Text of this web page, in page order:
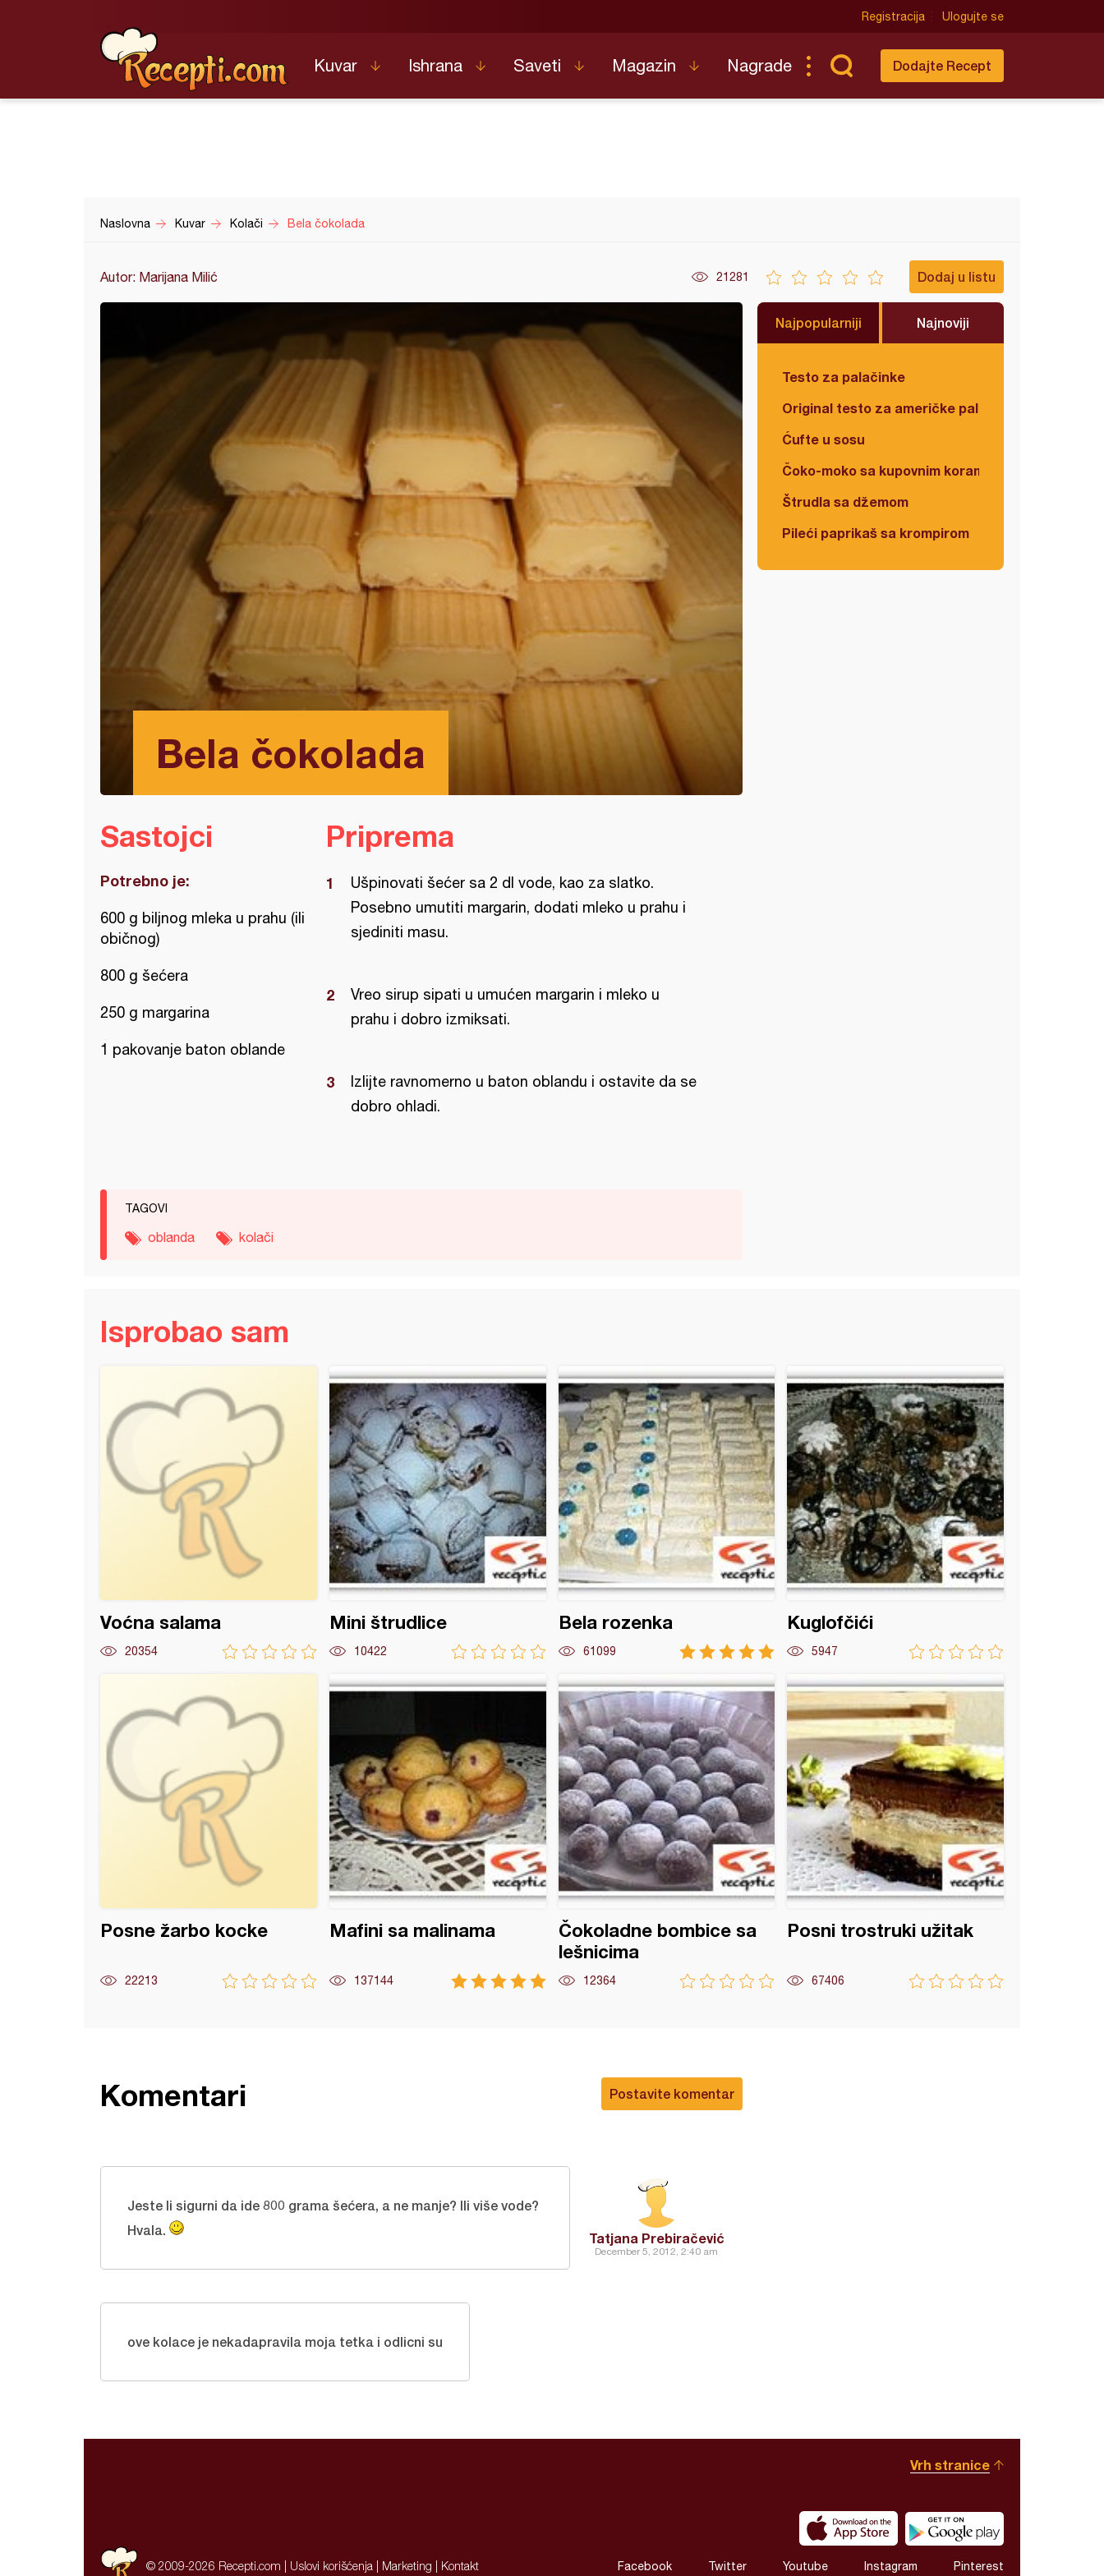
Registracija Ulogujte se
Kuvar Ishrana Saveti Magazin Nagrade Dodajte Recept
Naslovna Kuvar Kolači Bela čokolada
Autor: Marijana Milić 21281 Dodaj u listu
Bela čokolada
Najpopularniji Najnoviji
Testo za palačinke
Original testo za američke palačinke
Ćufte u sosu
Čoko-moko sa kupovnim korama
Štrudla sa džemom
Pileći paprikaš sa krompirom
Sastojci
Potrebno je:
600 g biljnog mleka u prahu (ili
običnog)
800 g šećera
250 g margarina
1 pakovanje baton oblande
Priprema
Ušpinovati šećer sa 2 dl vode, kao za slatko.
Posebno umutiti margarin, dodati mleko u prahu i
sjediniti masu.
Vreo sirup sipati u umućen margarin i mleko u
prahu i dobro izmiksati.
Izlijte ravnomerno u baton oblandu i ostavite da se
dobro ohladi.
TAGOVI
oblanda kolači
Isprobao sam
Voćna salama
20354
Mini štrudlice
10422
Bela rozenka
61099
Kuglofčići
5947
Posne žarbo kocke
22213
Mafini sa malinama
137144
Čokoladne bombice sa
lešnicima
12364
Posni trostruki užitak
67406
Postavite komentar
Komentari
Tatjana Prebiračević
December 5, 2012, 2:40 am
Jeste li sigurni da ide 800 grama šećera, a ne manje? Ili više vode?
Hvala.
ove kolace je nekadapravila moja tetka i odlicni su
Vrh stranice
© 2009-2026 Recepti.com | Uslovi korišćenja Marketing Kontakt Facebook Twitter Youtube Instagram Pinterest